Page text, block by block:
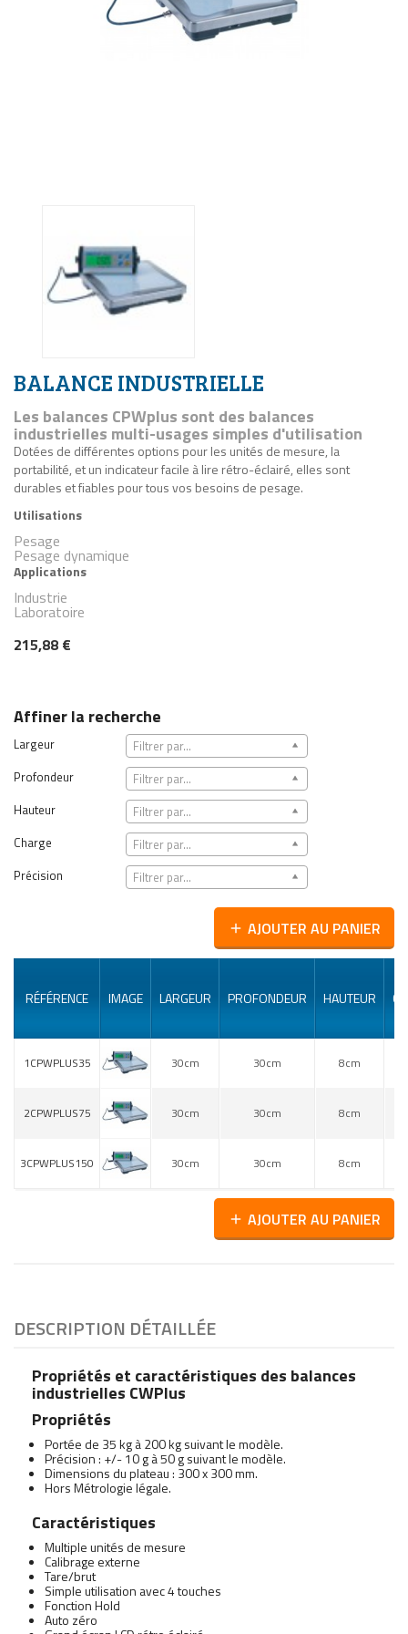
BALANCE INDUSTRIELLE
Les balances CPWplus sont des balances
industrielles multi-usages simples d'utilisation
Dotées de différentes options pour les unités de mesure, la
portabilité, et un indicateur facile à lire rétro-éclairé, elles sont
durables et fiables pour tous vos besoins de pesage.
Utilisations
Pesage
Pesage dynamique
Applications
Industrie
Laboratoire
215,88 €
Affiner la recherche
Largeur
Filtrer par...
Profondeur
Filtrer par...
Hauteur
Filtrer par...
Charge
Filtrer par...
Précision
Filtrer par...
add AJOUTER AU PANIER
RÉFÉRENCE IMAGE LARGEUR PROFONDEUR HAUTEUR
1CPWPLUS35 30cm 30cm 8cm
2CPWPLUS75 30cm 30cm 8cm
3CPWPLUS150 30cm 30cm 8cm
add AJOUTER AU PANIER
DESCRIPTION DÉTAILLÉE
Propriétés et caractéristiques des balances
industrielles CWPlus
Propriétés
Portée de 35 kg à 200 kg suivant le modèle.
Précision : +/- 10 g à 50 g suivant le modèle.
Dimensions du plateau : 300 x 300 mm.
Hors Métrologie légale.
Caractéristiques
Multiple unités de mesure
Calibrage externe
Tare/brut
Simple utilisation avec 4 touches
Fonction Hold
Auto zéro